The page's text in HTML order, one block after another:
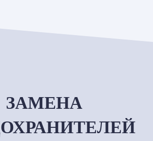
ЗАМЕНА